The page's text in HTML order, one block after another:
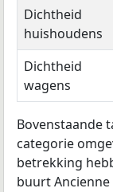
Dichtheid
huishoudens
Dichtheid
wagens
Bovenstaande
categorie
betrekking
buurt